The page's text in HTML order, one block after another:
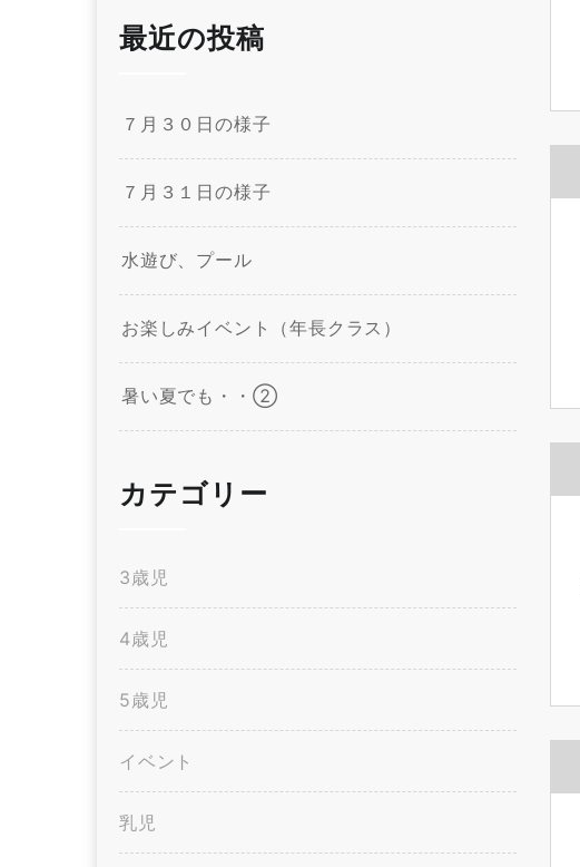
最近の投稿
７月３０日の様子
７月３１日の様子
水遊び、プール
お楽しみイベント（年長クラス）
暑い夏でも・・②
カテゴリー
3歳児
4歳児
5歳児
イベント
乳児